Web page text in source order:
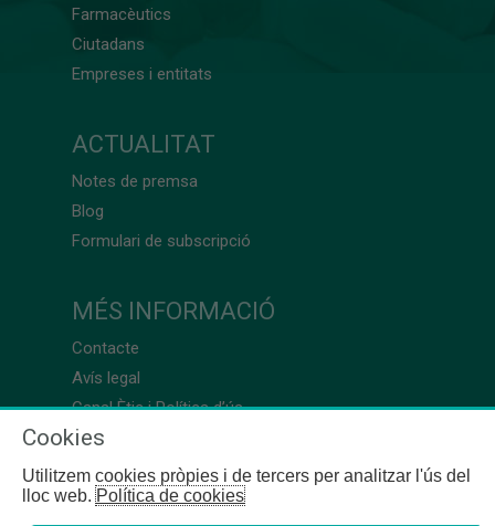
Farmacèutics
Ciutadans
Empreses i entitats
ACTUALITAT
Notes de premsa
Blog
Formulari de subscripció
MÉS INFORMACIÓ
Contacte
Avís legal
Canal Ètic i Política d’ús
Cookies
Utilitzem cookies pròpies i de tercers per analitzar l'ús del
lloc web.Política de cookies